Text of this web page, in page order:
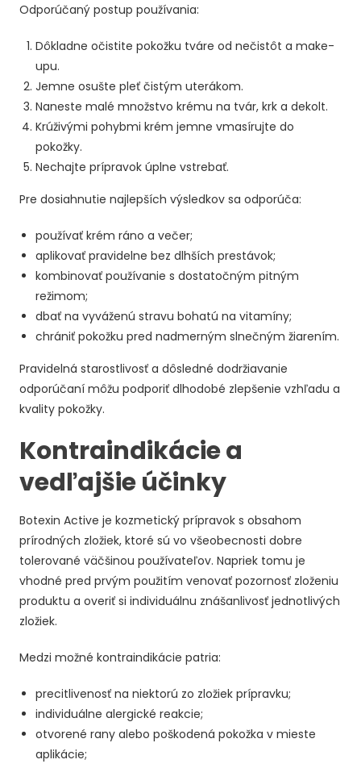
Odporúčaný postup používania:
Dôkladne očistite pokožku tváre od nečistôt a make-
upu.
Jemne osušte pleť čistým uterákom.
Naneste malé množstvo krému na tvár, krk a dekolt.
Krúživými pohybmi krém jemne vmasírujte do
pokožky.
Nechajte prípravok úplne vstrebať.
Pre dosiahnutie najlepších výsledkov sa odporúča:
používať krém ráno a večer;
aplikovať pravidelne bez dlhších prestávok;
kombinovať používanie s dostatočným pitným
režimom;
dbať na vyváženú stravu bohatú na vitamíny;
chrániť pokožku pred nadmerným slnečným žiarením.
Pravidelná starostlivosť a dôsledné dodržiavanie
odporúčaní môžu podporiť dlhodobé zlepšenie vzhľadu a
kvality pokožky.
Kontraindikácie a
vedľajšie účinky
Botexin Active je kozmetický prípravok s obsahom
prírodných zložiek, ktoré sú vo všeobecnosti dobre
tolerované väčšinou používateľov. Napriek tomu je
vhodné pred prvým použitím venovať pozornosť zloženiu
produktu a overiť si individuálnu znášanlivosť jednotlivých
zložiek.
Medzi možné kontraindikácie patria:
precitlivenosť na niektorú zo zložiek prípravku;
individuálne alergické reakcie;
otvorené rany alebo poškodená pokožka v mieste
aplikácie;